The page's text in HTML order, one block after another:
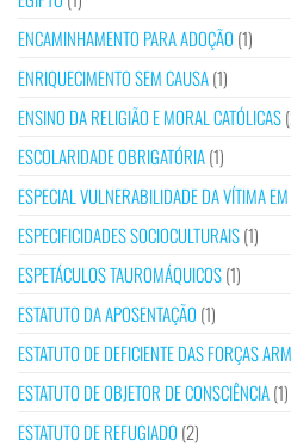
ENCAMINHAMENTO PARA ADOÇÃO (1)
ENRIQUECIMENTO SEM CAUSA(1)
ENSINO DA RELIGIÃO E MORAL CATÓLICAS
ESCOLARIDADE OBRIGATÓRIA(1)
ESPECIAL VULNERABILIDADE DA VÍTIMA
ESPECIFICIDADES SOCIOCULTURAIS(1)
ESPETÁCULOS TAUROMÁQUICOS(1)
ESTATUTO DA APOSENTAÇÃO (1)
ESTATUTO DE DEFICIENTE DAS FORÇAS
ESTATUTO DE OBJETOR DE CONSCIÊNCIA(1)
ESTATUTO DE REFUGIADO (2)